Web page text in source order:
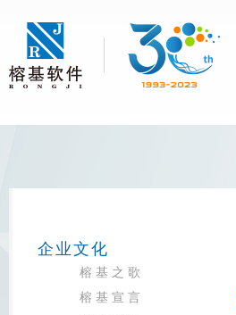
企业文化
榕基之歌
榕基宣言